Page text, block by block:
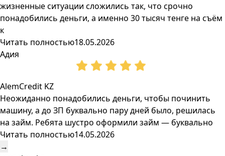
жизненные ситуации сложились так, что срочно
понадобились деньги, а именно 30 тысяч тенге на съём
к
Читать полностью18.05.2026
Адия
AlemCredit KZ
Неожиданно понадобились деньги, чтобы починить
машину, а до ЗП буквально пару дней было, решилась
на займ. Ребята шустро оформили займ — буквально
Читать полностью14.05.2026
→